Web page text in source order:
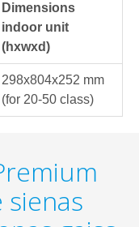
Dimensions
indoor unit
(hxwxd)
298x804x252 mm
(for 20-50 class)
sienas